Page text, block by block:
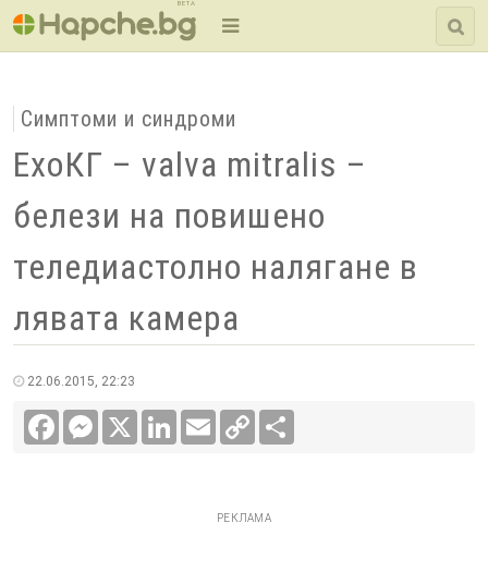
BETA
Симптоми и синдроми
ЕхоКГ – valva mitralis –
белези на повишено
теледиастолно налягане в
лявата камера
22.06.2015, 22:23
FacebookMessenger LinkedInEmail
Copy
Link
РЕКЛАМА